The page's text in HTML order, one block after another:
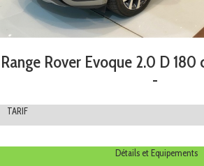
Range Rover Evoque 2.0 D 180
-
TARIF
Détails et Equipements